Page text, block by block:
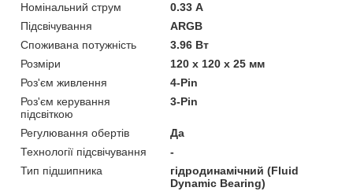
Номінальний струм
0.33 А
Підсвічування
ARGB
Споживана потужність
3.96 Вт
Розміри
120 х 120 х 25 мм
Роз'єм живлення
4-Pin
Роз'єм керування
підсвіткою
3-Pin
Регулювання обертів
Да
Технології підсвічування
-
Тип підшипника
гідродинамічний (Fluid
Dynamic Bearing)